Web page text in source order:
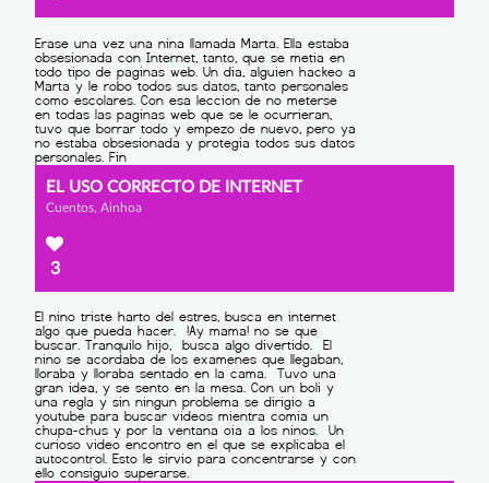
EL USO CORRECTO DE INTERNET
Cuentos, Ainhoa
3